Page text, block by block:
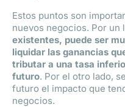
Estos puntos son
nuevos negocios. Por un
existentes, puede ser
liquidar las ganancias
tributar a una tasa
futuro. Por el otro lado,
futuro el impacto que
negocios.